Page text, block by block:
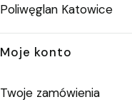
Poliwęglan Katowice
Moje konto
Twoje zamówienia